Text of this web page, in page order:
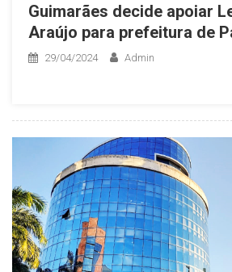
Guimarães decide apoiar
Araújo para prefeitura de
29/04/2024 Admin